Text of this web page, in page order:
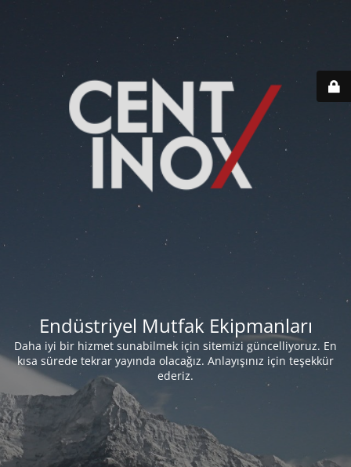
Endüstriyel Mutfak Ekipmanları
Daha iyi bir hizmet sunabilmek için sitemizi güncelliyoruz. En
kısa sürede tekrar yayında olacağız. Anlayışınız için teşekkür
ederiz.